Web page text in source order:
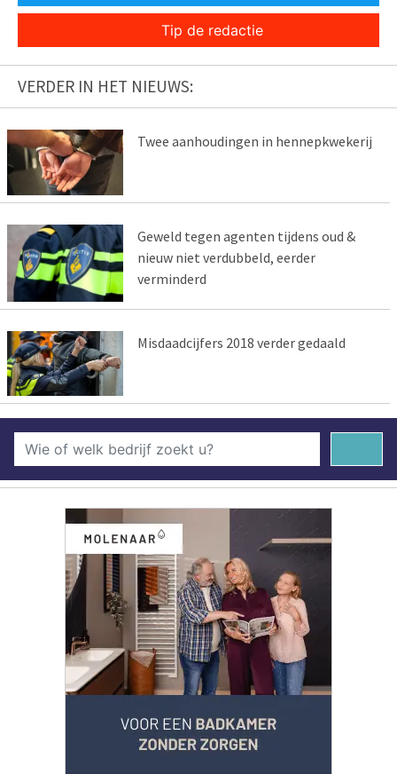
Tip de redactie
VERDER IN HET NIEUWS:
Twee aanhoudingen in hennepkwekerij
Geweld tegen agenten tijdens oud &
nieuw niet verdubbeld, eerder
verminderd
Misdaadcijfers 2018 verder gedaald